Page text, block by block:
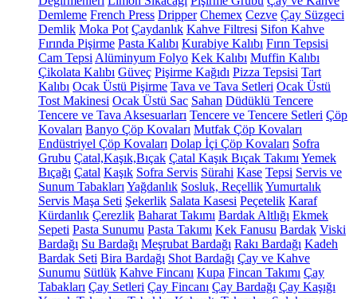
Demleme French Press Dripper Chemex Cezve Çay Süzgeci
Demlik Moka Pot Çaydanlık Kahve Filtresi Sifon Kahve
Fırında Pişirme Pasta Kalıbı Kurabiye Kalıbı Fırın Tepsisi
Cam Tepsi Alüminyum Folyo Kek Kalıbı Muffin Kalıbı
Çikolata Kalıbı Güveç Pişirme Kağıdı Pizza Tepsisi Tart
Kalıbı Ocak Üstü Pişirme Tava ve Tava Setleri Ocak Üstü
Tost Makinesi Ocak Üstü Sac Sahan Düdüklü Tencere
Tencere ve Tava Aksesuarları Tencere ve Tencere Setleri Çöp
Kovaları Banyo Çöp Kovaları Mutfak Çöp Kovaları
Endüstriyel Çöp Kovaları Dolap İçi Çöp Kovaları Sofra
Grubu Çatal,Kaşık,Bıçak Çatal Kaşık Bıçak Takımı Yemek
Bıçağı Çatal Kaşık Sofra Servis Sürahi Kase Tepsi Servis ve
Sunum Tabakları Yağdanlık Sosluk, ReçellikYumurtalık
Servis Maşa Seti Şekerlik Salata Kasesi Peçetelik Karaf
Kürdanlık Çerezlik Baharat Takımı Bardak Altlığı Ekmek
Sepeti Pasta Sunumu Pasta Takımı Kek Fanusu Bardak Viski
Bardağı Su Bardağı Meşrubat Bardağı Rakı Bardağı Kadeh
Bardak Seti Bira Bardağı Shot Bardağı Çay ve Kahve
Sunumu Sütlük Kahve Fincanı Kupa Fincan Takımı Çay
Tabakları Çay Setleri Çay Fincanı Çay Bardağı Çay Kaşığı